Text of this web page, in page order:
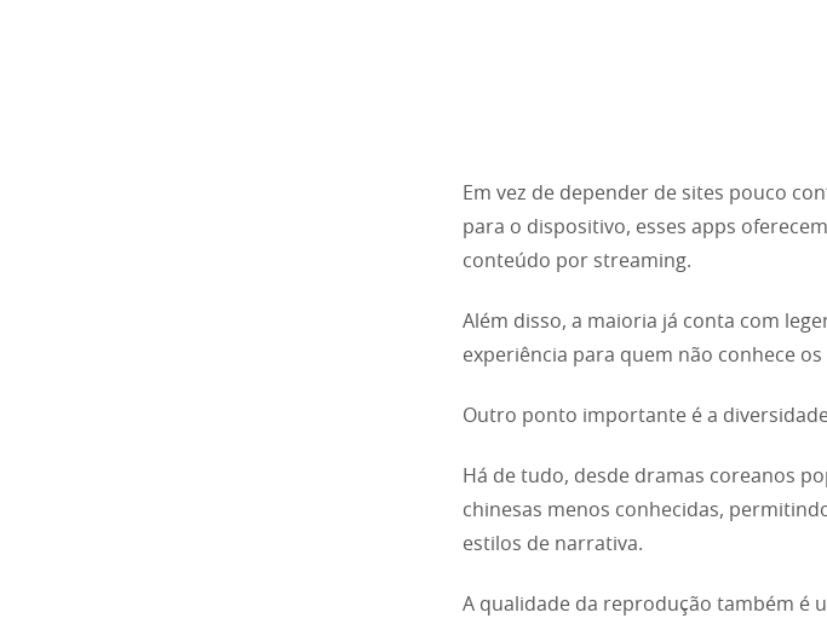
Em vez de depender de sites pouco
para o dispositivo, esses apps
conteúdo por streaming.
Além disso, a maioria já conta com
experiência para quem não conhece
Outro ponto importante é a
Há de tudo, desde dramas coreanos
chinesas menos conhecidas,
estilos de narrativa.
A qualidade da reprodução também é